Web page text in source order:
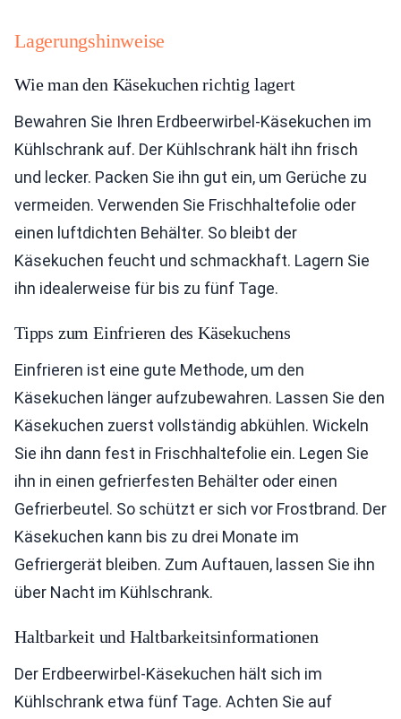
Lagerungshinweise
Wie man den Käsekuchen richtig lagert
Bewahren Sie Ihren Erdbeerwirbel-Käsekuchen im
Kühlschrank auf. Der Kühlschrank hält ihn frisch
und lecker. Packen Sie ihn gut ein, um Gerüche zu
vermeiden. Verwenden Sie Frischhaltefolie oder
einen luftdichten Behälter. So bleibt der
Käsekuchen feucht und schmackhaft. Lagern Sie
ihn idealerweise für bis zu fünf Tage.
Tipps zum Einfrieren des Käsekuchens
Einfrieren ist eine gute Methode, um den
Käsekuchen länger aufzubewahren. Lassen Sie den
Käsekuchen zuerst vollständig abkühlen. Wickeln
Sie ihn dann fest in Frischhaltefolie ein. Legen Sie
ihn in einen gefrierfesten Behälter oder einen
Gefrierbeutel. So schützt er sich vor Frostbrand. Der
Käsekuchen kann bis zu drei Monate im
Gefriergerät bleiben. Zum Auftauen, lassen Sie ihn
über Nacht im Kühlschrank.
Haltbarkeit und Haltbarkeitsinformationen
Der Erdbeerwirbel-Käsekuchen hält sich im
Kühlschrank etwa fünf Tage. Achten Sie auf